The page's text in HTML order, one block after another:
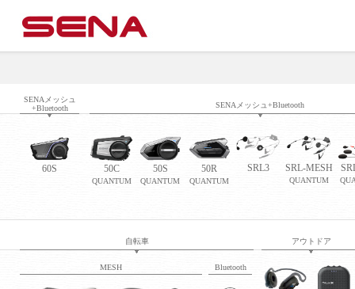
SENAメッシュ
+Bluetooth
SENAメッシュ+Bluetooth
60S 50C
QUANTUM
50S
QUANTUM
50R
QUANTUM
SRL3 SRL-MESH
QUANTUM
自転車 アウトドア
MESH Bluetooth